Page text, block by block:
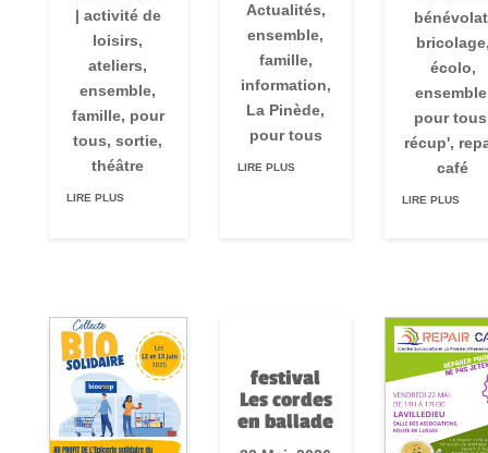
| activité de
loisirs,
ateliers,
ensemble,
famille, pour
tous,sortie,
théâtre
LIRE PLUS
Actualités,
ensemble,
famille,
information,
La Pinède,
pour tous
LIRE PLUS
bénévolat
bricolage
écolo,
ensemble
pour tous
récup',
café
LIRE PLUS
festival
Les cordes
en ballade